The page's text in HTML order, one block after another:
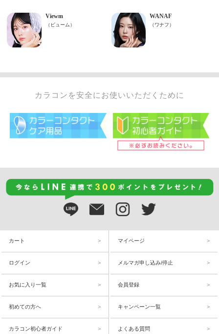
カラコンを安全にお使いいただくために
カート マイページ
ログイン メルマガ申し込み/停止
お気に入り一覧 会員登録
初めての方へ キャンペーン一覧
カラコン初心者ガイド よくある質問